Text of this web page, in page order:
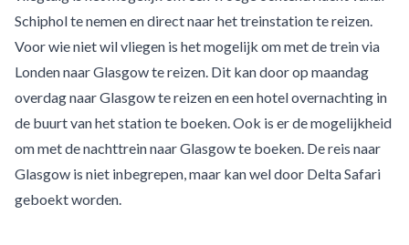
Schiphol te nemen en direct naar het treinstation te reizen.
Voor wie niet wil vliegen is het mogelijk om met de trein via
Londen naar Glasgow te reizen. Dit kan door op maandag
overdag naar Glasgow te reizen en een hotel overnachting in
de buurt van het station te boeken. Ook is er de mogelijkheid
om met de nachttrein naar Glasgow te boeken. De reis naar
Glasgow is niet inbegrepen, maar kan wel door Delta Safari
geboekt worden.